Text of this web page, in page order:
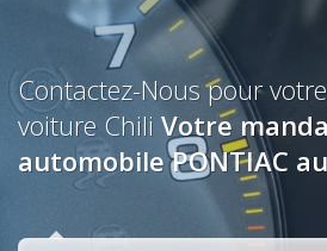
Contactez-Nous pour
voiture Chili Votre
automobile PONTIAC